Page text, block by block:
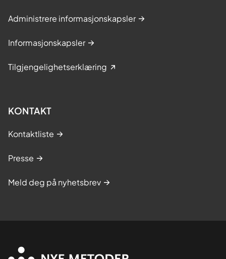
Administrere informasjonskapsler
Informasjonskapsler
Tilgjengelighetserklæring
KONTAKT
Kontaktliste
Presse
Meld deg på nyhetsbrev